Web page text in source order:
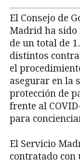
El Consejo de
Madrid ha
de un total de
distintos
el
asegurar en la
protección de
frente al
para
El Servicio
contratado con